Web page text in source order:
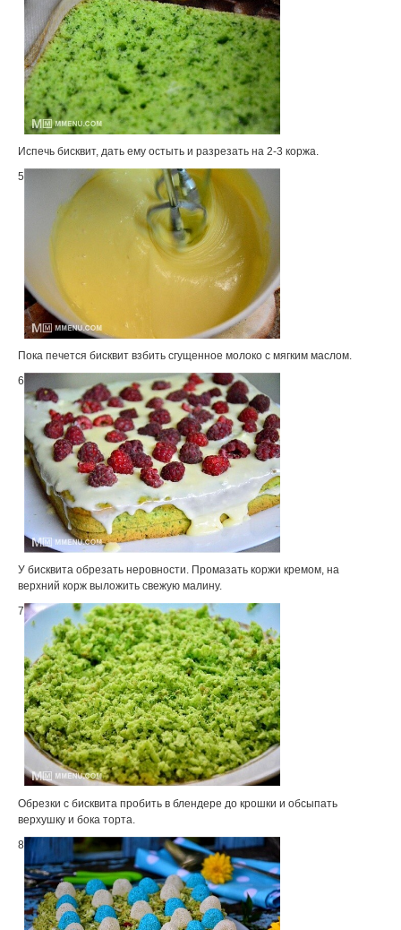
Испечь бисквит, дать ему остыть и разрезать на 2-3 коржа.
5
Пока печется бисквит взбить сгущенное молоко с мягким маслом.
6
У бисквита обрезать неровности. Промазать коржи кремом, на
верхний корж выложить свежую малину.
7
Обрезки с бисквита пробить в блендере до крошки и обсыпать
верхушку и бока торта.
8